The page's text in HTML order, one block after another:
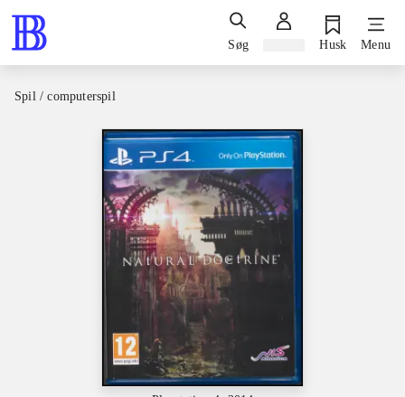
Søg Husk Menu
Spil / computerspil